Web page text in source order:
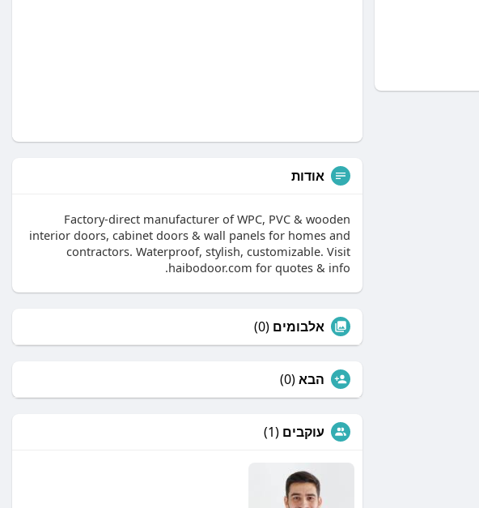
אודות
Factory-direct manufacturer of WPC, PVC & wooden
interior doors, cabinet doors & wall panels for homes and
contractors. Waterproof, stylish, customizable. Visit
haibodoor.com for quotes & info.
אלבומים (0)
הבא(0)
עוקבים (1)